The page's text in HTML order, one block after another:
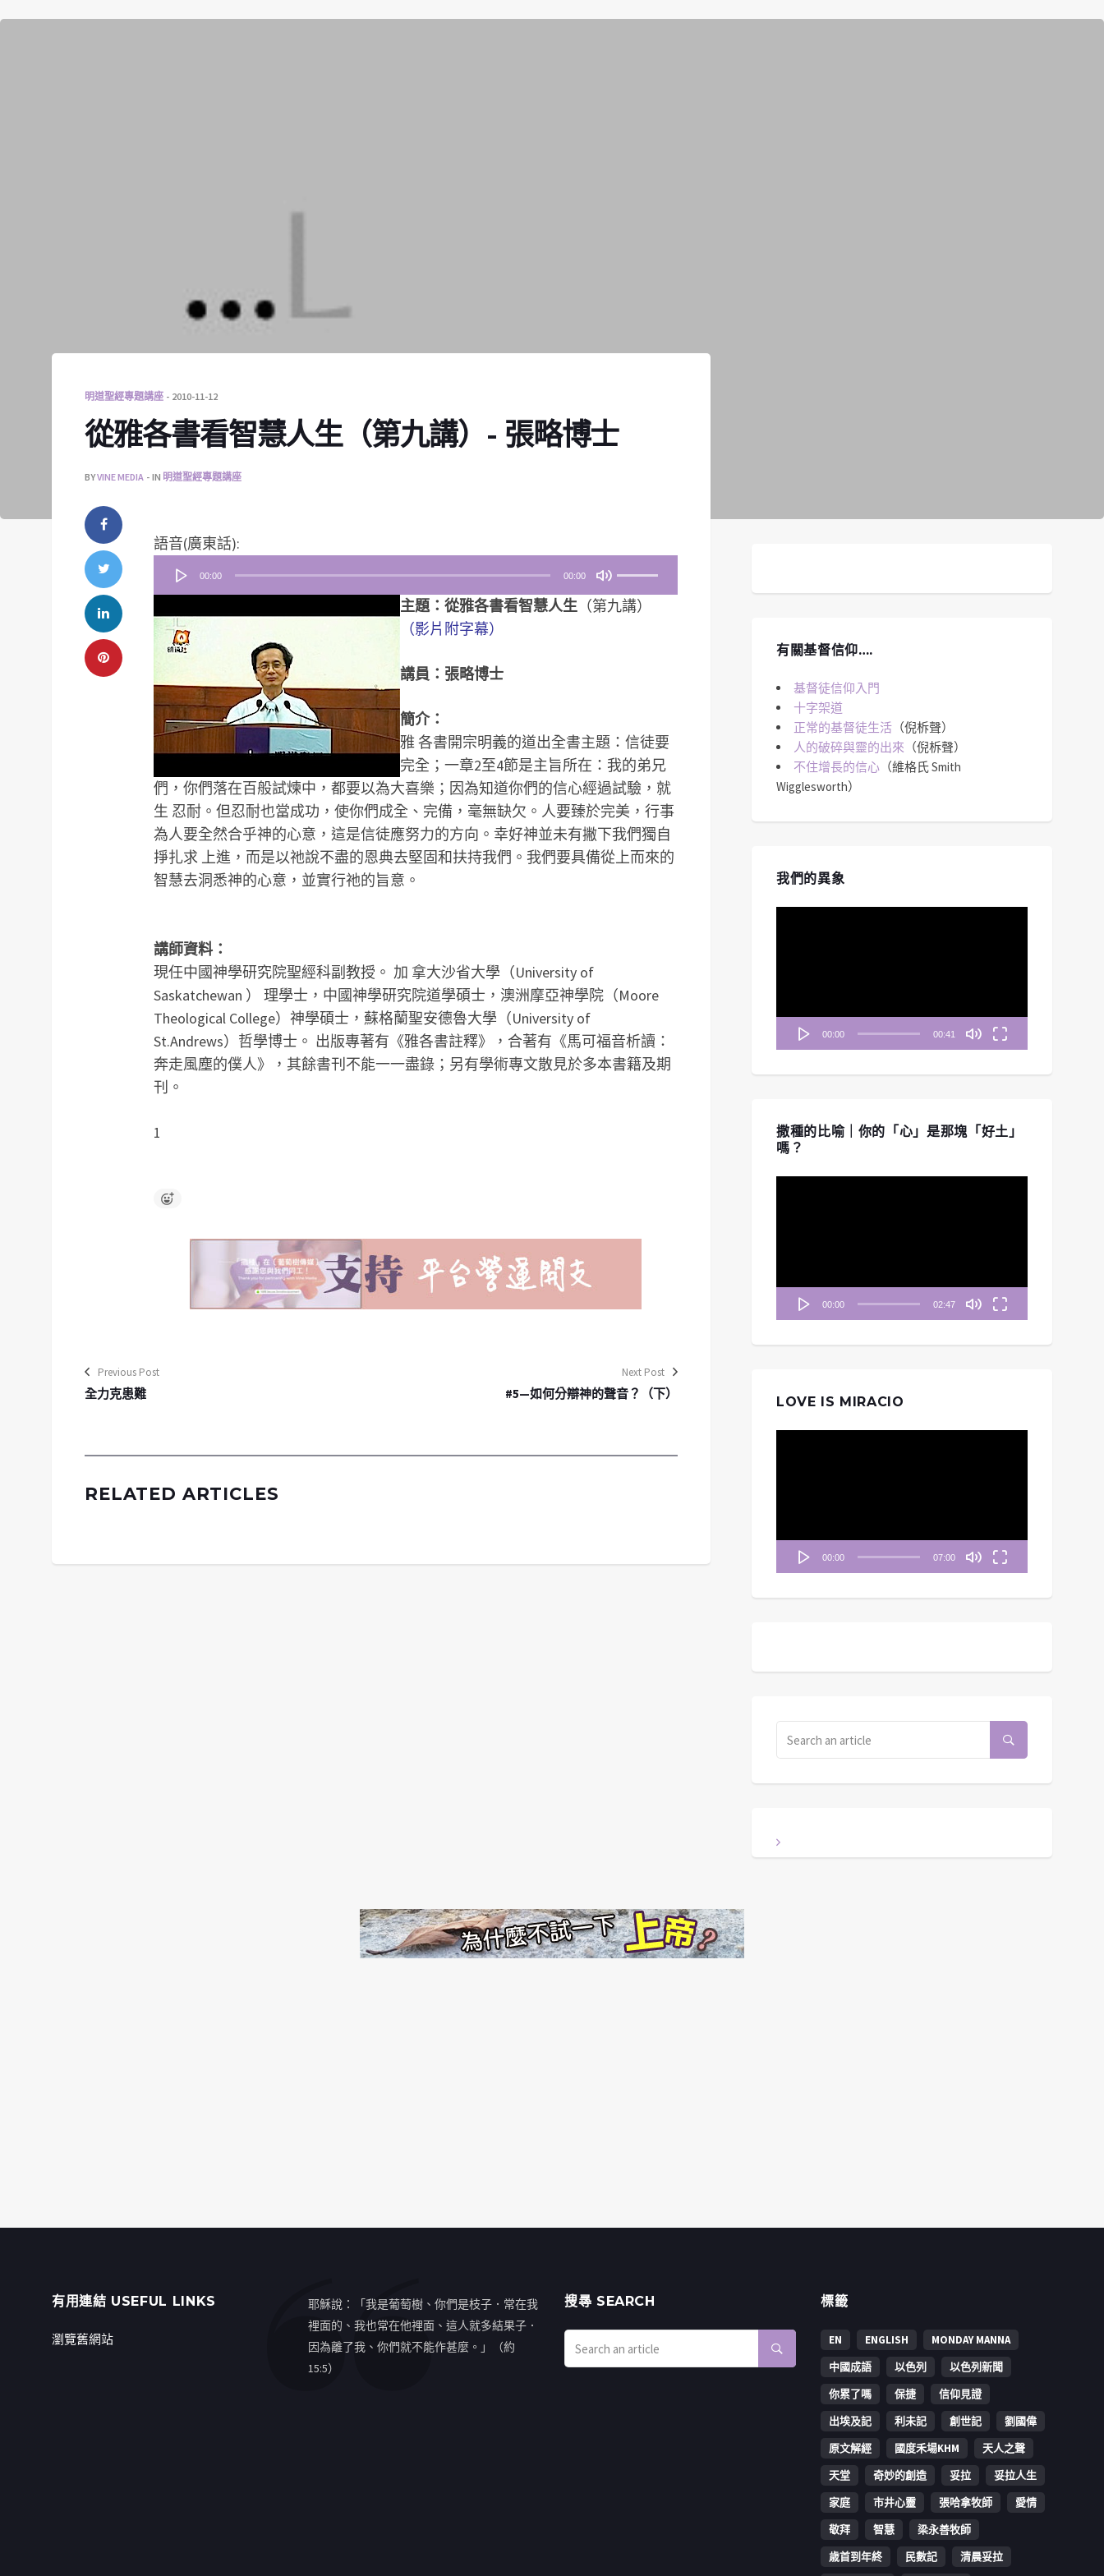
明道聖經專題講座 2010-11-12
從雅各書看智慧人生（第九講）- 張略博士
BYVINE MEDIA IN 明道聖經專題講座
語音(廣東話):
放
00:00 00:00
向
以
提
高
或
降
低
主題：從雅各書看智慧人生 （第九講）
（影片附字幕）
講員：張略博士
簡介：
雅 各書開宗明義的道出全書主題：信徒要
完全；一章2至4節是主旨所在：我的弟兄
們，你們落在百般試煉中，都要以為大喜樂；因為知道你們的信心經過試驗，就
生 忍耐。但忍耐也當成功，使你們成全、完備，毫無缺欠。人要臻於完美，行事
為人要全然合乎神的心意，這是信徒應努力的方向。幸好神並未有撇下我們獨自
掙扎求 上進，而是以祂說不盡的恩典去堅固和扶持我們。我們要具備從上而來的
智慧去洞悉神的心意，並實行祂的旨意。
講師資料：
現任中國神學研究院聖經科副教授。 加 拿大沙省大學（University of
Saskatchewan ） 理學士，中國神學研究院道學碩士，澳洲摩亞神學院（Moore
Theological College）神學碩士，蘇格蘭聖安德魯大學（University of
St.Andrews）哲學博士。 出版專著有《雅各書註釋》，合著有《馬可福音析讀：
奔走風塵的僕人》，其餘書刊不能一一盡錄；另有學術專文散見於多本書籍及期
刊。
1
Previous Post
全力克患難
Next Post
#5—如何分辯神的聲音？（下）
RELATED ARTICLES
有關基督信仰….
基督徒信仰入門
十字架道
正常的基督徒生活 （倪柝聲）
人的破碎與靈的出來 （倪柝聲）
不住增長的信心 （維格氏 Smith
Wigglesworth）
我們的異象
00:00 00:41
撒種的比喻｜你的「心」是那塊「好土」
嗎？
00:00 02:47
LOVE IS MIRACIO
00:00 07:00
有用連結 USEFUL LINKS
瀏覽舊網站
耶穌說：「我是葡萄樹、你們是枝子．常在我
裡面的、我也常在他裡面、這人就多結果子．
因為離了我、你們就不能作甚麼。」（約
15:5）
搜㝷 SEARCH 標籤
EN ENGLISH
MONDAY MANNA
中國成語
以色列
以色列新聞
你累了嗎
保捷
信仰見證
出埃及記
利未記 創世記
劉國偉
原文解經
國度禾場KHM
天人之聲
天堂
奇妙的創造 妥拉
妥拉人生
家庭
市井心靈 張哈拿牧師
愛情
敬拜
智慧
梁永善牧師
歳首到年終
民數記 清晨妥拉